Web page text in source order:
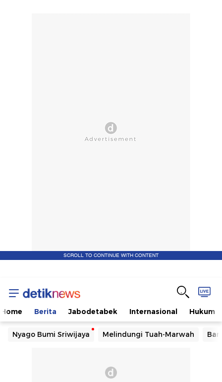
SCROLL TO CONTINUE WITH CONTENT
Home Berita Jabodetabek Internasional Hukum
Nyago Bumi Sriwijaya Melindungi Tuah-Marwah